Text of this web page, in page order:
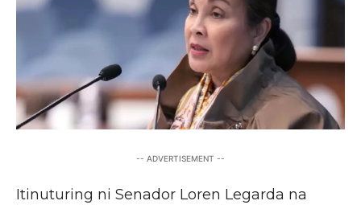
-- ADVERTISEMENT --
Itinuturing ni Senador Loren Legarda na